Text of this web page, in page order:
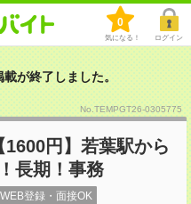
0
気になる！ ログイン
が終了しました。
No.TEMPGT26-0305775
円】若葉駅から
長期！事務
WEB登録・面接OK